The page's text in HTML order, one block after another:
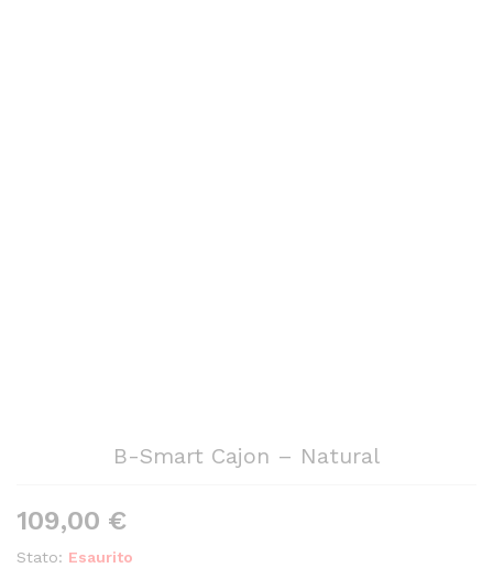
B-Smart Cajon – Natural
109,00 €
Stato: Esaurito